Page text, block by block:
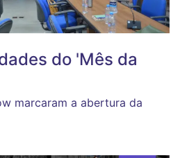
do 'Mês da
marcaram a abertura da